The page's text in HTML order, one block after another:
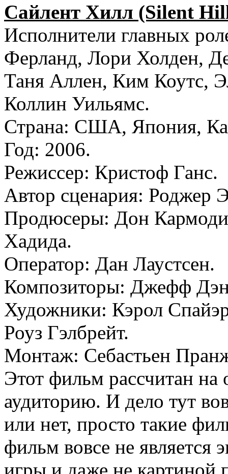
Сайлент Хилл (Silent
Исполнители главных
Ферланд, Лори Холден,
Таня Аллен, Ким Коутс,
Коллин Уильямс.
Страна: США, Япония,
Год: 2006.
Режиссер: Кристоф Ганс.
Автор сценария: Роджер
Продюсеры: Дон
Хадида.
Оператор: Дан Лаустсен.
Композиторы: Джефф
Художники: Кэрол
Роуз Гэлбрейт.
Монтаж: Себастьен
Этот фильм рассчитан
аудиторию. И дело тут
или нет, просто такие
фильм вовсе не является
игры и даже не